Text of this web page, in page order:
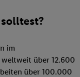
im
über 12.600
über 100.000